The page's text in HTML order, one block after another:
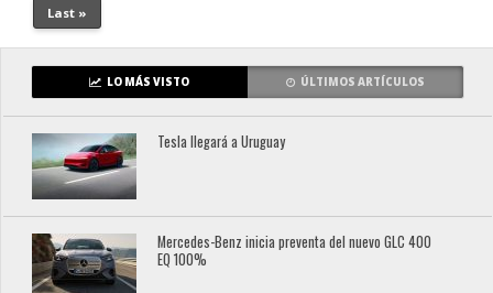
Last »
LO MÁS VISTO ÚLTIMOS ARTÍCULOS
Tesla llegará a Uruguay
Mercedes-Benz inicia preventa del nuevo GLC 400
EQ 100%